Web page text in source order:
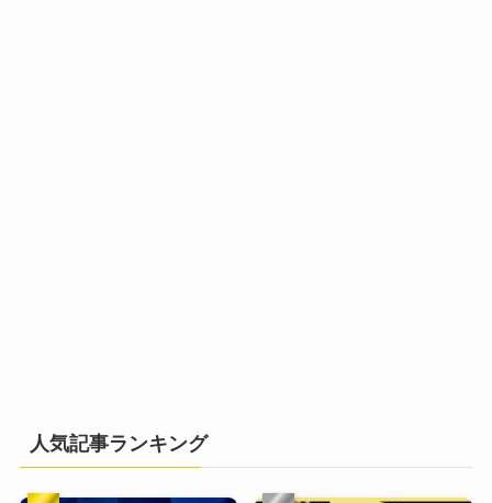
人気記事ランキング